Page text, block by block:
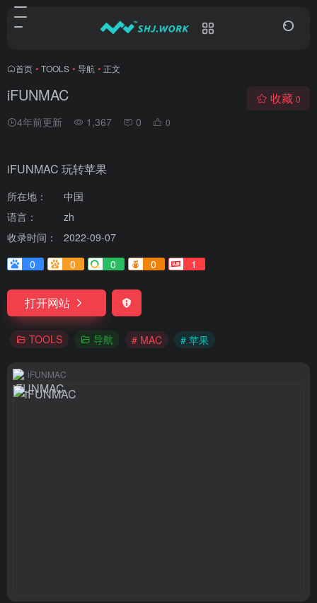
首页 • TOOLS • 导航 • 正文
iFUNMAC
4年前更新 1,367 0 0
收藏 0
iFUNMAC 玩转苹果
所在地：
中国
语言：
zh
收录时间：
2022-09-07
0
0 0 0 1
打开网站
TOOLS 导航 # MAC # 苹果
iFUNMAC